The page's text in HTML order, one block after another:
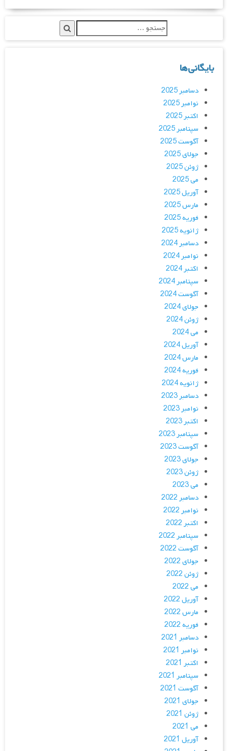
بایگانی‌ها
دسامبر 2025
نوامبر 2025
اکتبر 2025
سپتامبر 2025
آگوست 2025
جولای 2025
ژوئن 2025
می 2025
آوریل 2025
مارس 2025
فوریه 2025
ژانویه 2025
دسامبر 2024
نوامبر 2024
اکتبر 2024
سپتامبر 2024
آگوست 2024
جولای 2024
ژوئن 2024
می 2024
آوریل 2024
مارس 2024
فوریه 2024
ژانویه 2024
دسامبر 2023
نوامبر 2023
اکتبر 2023
سپتامبر 2023
آگوست 2023
جولای 2023
ژوئن 2023
می 2023
دسامبر 2022
نوامبر 2022
اکتبر 2022
سپتامبر 2022
آگوست 2022
جولای 2022
ژوئن 2022
می 2022
آوریل 2022
مارس 2022
فوریه 2022
دسامبر 2021
نوامبر 2021
اکتبر 2021
سپتامبر 2021
آگوست 2021
جولای 2021
ژوئن 2021
می 2021
آوریل 2021